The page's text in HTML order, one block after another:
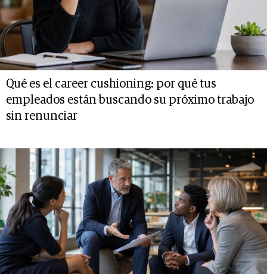
Qué es el career cushioning: por qué tus
empleados están buscando su próximo trabajo
sin renunciar